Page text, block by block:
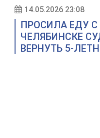
14.05.2026 23:08
ПРОСИЛА ЕДУ С
ЧЕЛЯБИНСКЕ
ВЕРНУТЬ 5-